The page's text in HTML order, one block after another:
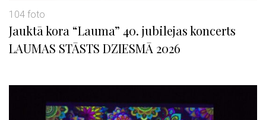
104 foto
Jauktā kora “Lauma” 40. jubilejas koncerts
LAUMAS STĀSTS DZIESMĀ 2026